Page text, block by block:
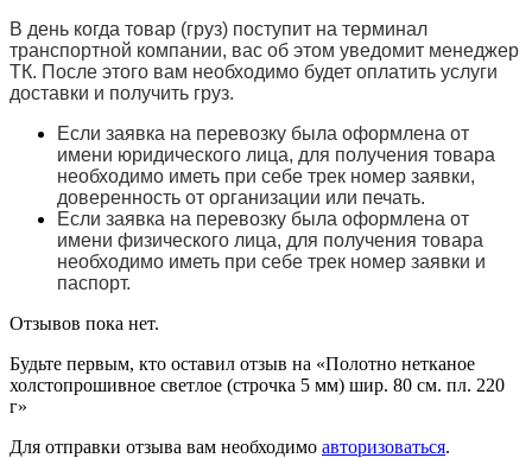
В день когда товар (груз) поступит на терминал
транспортной компании, вас об этом уведомит менеджер
ТК. После этого вам необходимо будет оплатить услуги
доставки и получить груз.
Если заявка на перевозку была оформлена от
имени юридического лица, для получения товара
необходимо иметь при себе трек номер заявки,
доверенность от организации или печать.
Если заявка на перевозку была оформлена от
имени физического лица, для получения товара
необходимо иметь при себе трек номер заявки и
паспорт.
Отзывов пока нет.
Будьте первым, кто оставил отзыв на «Полотно нетканое
холстопрошивное светлое (строчка 5 мм) шир. 80 см. пл. 220
г»
Для отправки отзыва вам необходимо авторизоваться.